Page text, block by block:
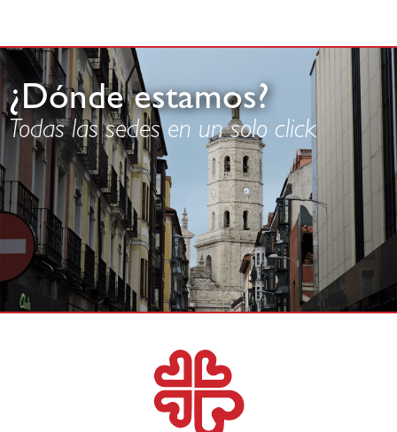
¿Dónde estamos?
Todas las sedes en un solo click